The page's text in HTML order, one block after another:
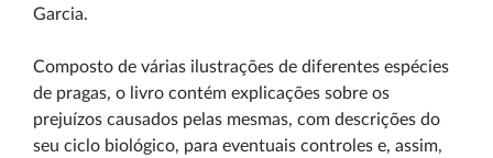
Garcia.
Composto de várias ilustrações de diferentes espécies
de pragas, o livro contém explicações sobre os
prejuízos causados pelas mesmas, com descrições do
seu ciclo biológico, para eventuais controles e, assim,